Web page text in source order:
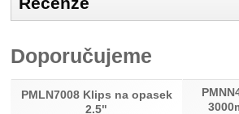
Recenze
Nebyla přidána žádná
Doporučujeme
PMLN7008 Klips na opasek
2.5"